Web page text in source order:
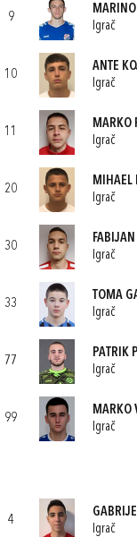
9
Igrač
10
ANTE
Igrač
11
MARKO
Igrač
20
MIHAEL
Igrač
30
Igrač
33
TOMA
Igrač
77
PATRIK
Igrač
99
MARKO
Igrač
4
Igrač